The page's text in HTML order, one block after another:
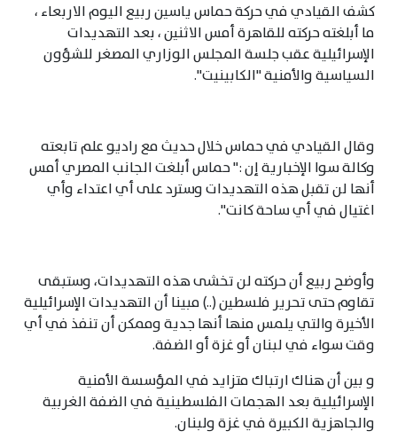
كشف القيادي في حركة حماس ياسين ربيع اليوم الاربعاء ،
ما أبلغته حركته للقاهرة أمس الاثنين ، بعد التهديدات
الإسرائيلية عقب جلسة المجلس الوزاري المصغر للشؤون
السياسية والأمنية "الكابينيت".
وقال القيادي في حماس خلال حديث مع راديو علم تابعته
وكالة سوا الإخبارية إن :" حماس أبلغت الجانب المصري أمس
أنها لن تقبل هذه التهديدات وسترد على أي اعتداء وأي
اغتيال في أي ساحة كانت".
وأوضح ربيع أن حركته لن تخشى هذه التهديدات، وستبقى
تقاوم حتى تحرير فلسطين (..) مبينا أن التهديدات الإسرائيلية
الأخيرة والتي يلمس منها أنها جدية وممكن أن تنفذ في أي
وقت سواء في لبنان أو غزة أو الضفة.
و بين أن هناك ارتباك متزايد في المؤسسة الأمنية
الإسرائيلية بعد الهجمات الفلسطينية في الضفة الغربية
والجاهزية الكبيرة في غزة ولبنان.